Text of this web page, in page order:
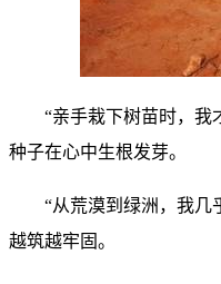
“亲手栽下树苗时，我
种子在心中生根发芽。
“从荒漠到绿洲，我几
越筑越牢固。